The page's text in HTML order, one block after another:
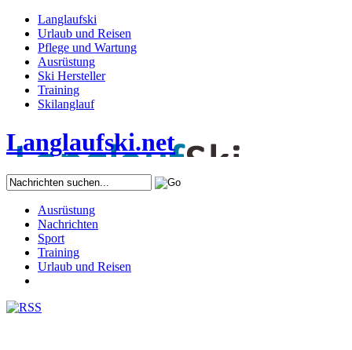
Langlaufski
Urlaub und Reisen
Pflege und Wartung
Ausrüstung
Ski Hersteller
Training
Skilanglauf
Langlaufski.net
Ausrüstung
Nachrichten
Sport
Training
Urlaub und Reisen